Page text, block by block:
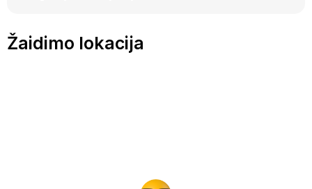
Žaidimo lokacija